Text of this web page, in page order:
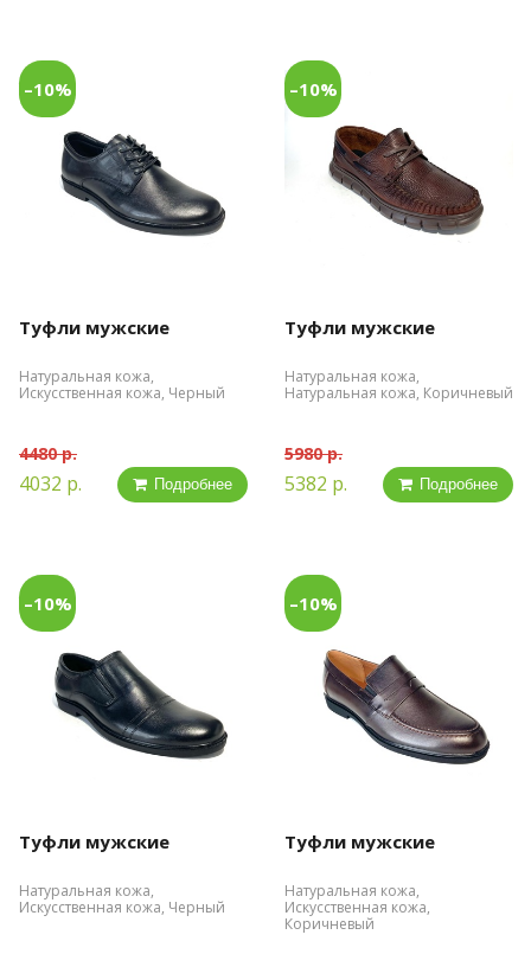
–10%
Туфли мужские
Натуральная кожа,
Искусственная кожа, Черный
4480 р.
4032 р. Подробнее
–10%
Туфли мужские
Натуральная кожа,
Натуральная кожа, Коричневый
5980 р.
5382 р. Подробнее
–10%
Туфли мужские
Натуральная кожа,
Искусственная кожа, Черный
–10%
Туфли мужские
Натуральная кожа,
Искусственная кожа,
Коричневый